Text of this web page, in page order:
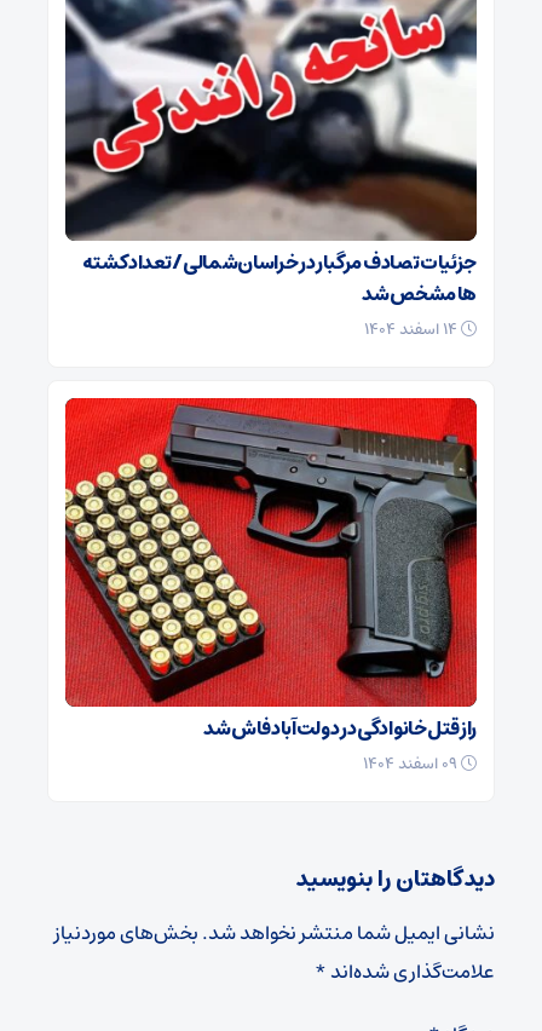
جزئیات تصادف مرگبار در خراسان‌شمالی/ تعداد کشته
ها مشخص شد
راز قتل خانوادگی در دولت‌آباد فاش شد
دیدگاهتان را بنویسید
نشانی ایمیل شما منتشر نخواهد شد.بخش‌های موردنیاز
علامت‌گذاری شده‌اند*